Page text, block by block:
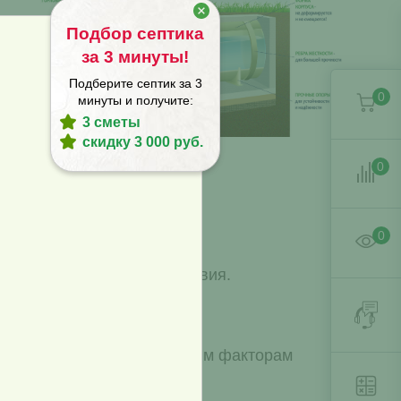
внешнего воздействия.
клумбу или газон.
к другим неблагоприятным факторам
0
0
0
Подбор септика
за 3 минуты!
Подберите септик за 3
минуты и получите:
3 сметы
скидку 3 000 руб.